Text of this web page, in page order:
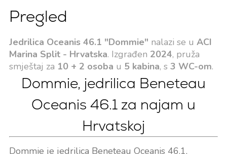
Pregled
Jedrilica Oceanis 46.1 "Dommie" nalazi se u ACI
Marina Split - Hrvatska. Izgrađen 2024, pruža
smještaj za 10 + 2 osoba u 5 kabina, s 3 WC-om.
Dommie, jedrilica Beneteau
Oceanis 46.1 za najam u
Hrvatskoj
Dommie je jedrilica Beneteau Oceanis 46.1,